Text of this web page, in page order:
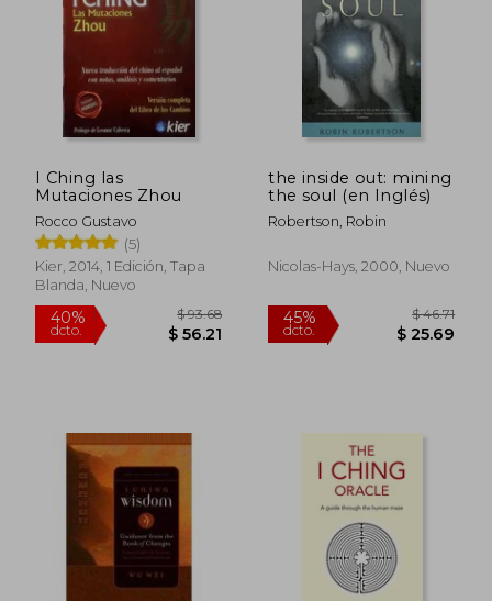
45%
dcto.
45%
dcto.
I Ching las
Mutaciones Zhou
Rocco Gustavo
(5)
Kier, 2014, 1 Edición, Tapa
Blanda, Nuevo
the inside out: mining
the soul (en Inglés)
Robertson, Robin
Nicolas-Hays, 2000, Nuevo